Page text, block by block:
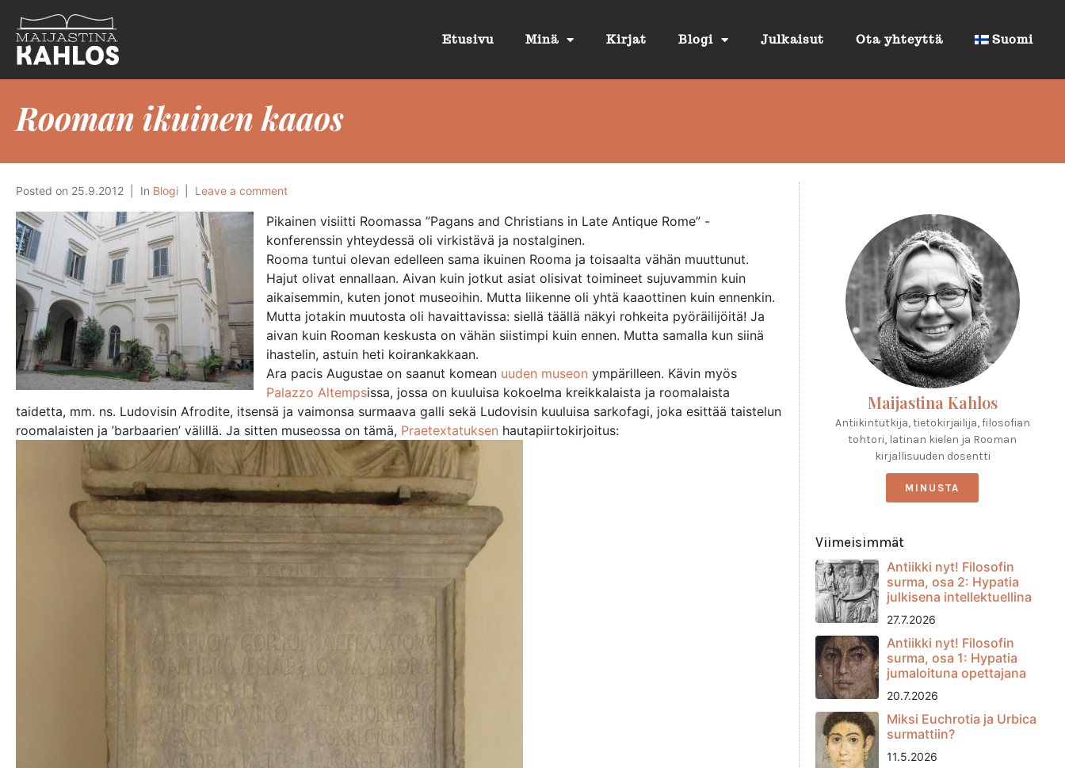
Etusivu Minä Kirjat Blogi Julkaisut Ota yhteyttä Suomi
Rooman ikuinen kaaos
Posted on 25.9.2012 In Blogi Leave a comment
Pikainen visiitti Roomassa ”Pagans and Christians in Late Antique Rome” -
konferenssin yhteydessä oli virkistävä ja nostalginen.
Rooma tuntui olevan edelleen sama ikuinen Rooma ja toisaalta vähän muuttunut.
Hajut olivat ennallaan. Aivan kuin jotkut asiat olisivat toimineet sujuvammin kuin
aikaisemmin, kuten jonot museoihin. Mutta liikenne oli yhtä kaaottinen kuin ennenkin.
Mutta jotakin muutosta oli havaittavissa: siellä täällä näkyi rohkeita pyöräilijöitä! Ja
aivan kuin Rooman keskusta on vähän siistimpi kuin ennen. Mutta samalla kun siinä
ihastelin, astuin heti koirankakkaan.
Ara pacis Augustae on saanut komean uuden museon ympärilleen. Kävin myös
Palazzo Altempsissa, jossa on kuuluisa kokoelma kreikkalaista ja roomalaista
taidetta, mm. ns. Ludovisin Afrodite, itsensä ja vaimonsa surmaava galli sekä Ludovisin kuuluisa sarkofagi, joka esittää taistelun
roomalaisten ja ’barbaarien’ välillä. Ja sitten museossa on tämä, Praetextatuksen hautapiirtokirjoitus:
Maijastina Kahlos
Antiikintutkija, tietokirjailija, filosofian
tohtori, latinan kielen ja Rooman
kirjallisuuden dosentti
MINUSTA
Viimeisimmät
Antiikki nyt! Filosofin
surma, osa 2: Hypatia
julkisena intellektuellina
27.7.2026
Antiikki nyt! Filosofin
surma, osa 1: Hypatia
jumaloituna opettajana
20.7.2026
Miksi Euchrotia ja Urbica
surmattiin?
11.5.2026